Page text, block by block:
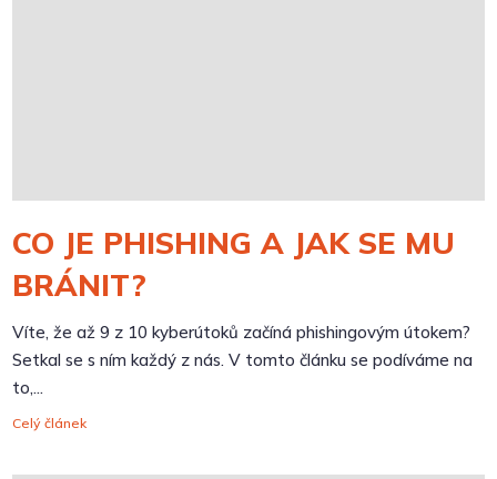
CO JE PHISHING A JAK SE MU
BRÁNIT?
Víte, že až 9 z 10 kyberútoků začíná phishingovým útokem?
Setkal se s ním každý z nás. V tomto článku se podíváme na
to,...
Celý článek